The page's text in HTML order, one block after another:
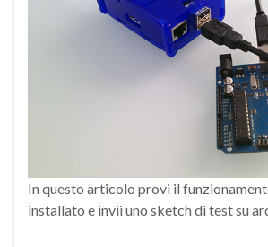
In questo articolo provi il
installato e invii uno sketch di test su